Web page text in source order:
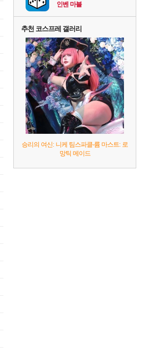
인벤 마블
추천 코스프레 갤러리
승리의 여신: 니케 팀스파클-륨 마스트: 로
망틱 메이드